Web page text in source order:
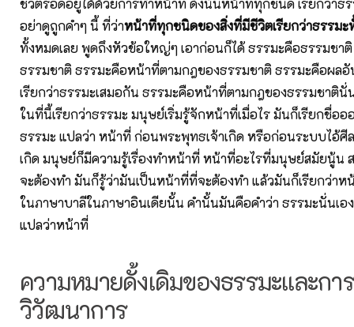
ชีวิตรอดอยู่ได้ด้วยการทำหน้าที่ ดังนั้นหน้าที่ทุกชนิด เรียกว่าธ
อย่าดูถูกคำๆ นี้ ที่ว่าหน้าที่ทุกชนิดของสิ่งที่มีชีวิตเรียกว่าธรรมะ
ทั้งหมดเลย พูดถึงหัวข้อใหญ่ๆ เอาก่อนก็ได้ ธรรมะคือธรรมชา
ธรรมชาติ ธรรมะคือหน้าที่ตามกฎของธรรมชาติ ธรรมะคือผล
เรียกว่าธรรมะเสมอกัน ธรรมะคือหน้าที่ตามกฎของธรรมชาติ
ในที่นี้เรียกว่าธรรมะ มนุษย์เริ่มรู้จักหน้าที่เมื่อไร มันก็เรียกชื่ออ
ธรรมะ แปลว่า หน้าที่ ก่อนพระพุทธเจ้าเกิด หรือก่อนระบบไอ้ศี
เกิด มนุษย์ก็มีความรู้เรื่องทำหน้าที่ หน้าที่อะไรที่มนุษย์สมัยนู้น
จะต้องทำ มันก็รู้ว่ามันเป็นหน้าที่ที่จะต้องทำ แล้วมันก็เรียกว่าห
ในภาษาบาลีในภาษาอินเดียนั้น คำนั้นมันคือคำว่า ธรรมะนั่นเอ
แปลว่าหน้าที่
ความหมายดั้งเดิมของธรรมะและการ
วิวัฒนาการ